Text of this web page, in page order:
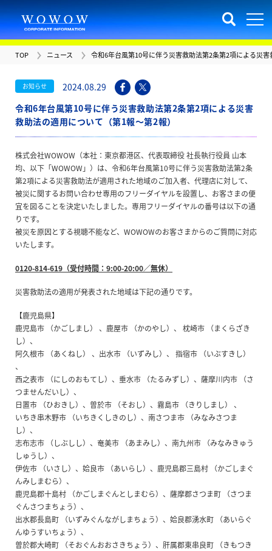
TOP ニュース 令和6年台風第10号に伴う災害救助法第2条第2項による災
お知らせ
2024.08.29
令和6年台風第10号に伴う災害救助法第2条第2項による災害
救助法の適用について（第1報～第2報）
株式会社WOWOW（本社：東京都港区、代表取締役 社長執行役員 山本
均、以下「WOWOW」）は、令和6年台風第10号に伴う災害救助法第2条
第2項による災害救助法が適用された地域のご加入者、代理店に対して、
被災に関するお問い合わせ専用のフリーダイヤルを設置し、お客さまの便
宜を図ることを決定いたしました。専用フリーダイヤルの番号は以下の通
りです。
被災を原因とする視聴不能など、WOWOWのお客さまからのご質問に対応
いたします。
0120-814-619（受付時間：9:00-20:00／無休）
災害救助法の適用が発表された地域は下記の通りです。
【鹿児島県】
鹿児島市 （かごしまし） 、鹿屋市 （かのやし）、 枕崎市 （まくらざき
し）、
阿久根市 （あくねし） 、出水市 （いずみし）、 指宿市 （いぶすきし）
、
西之表市 （にしのおもてし）、垂水市 （たるみずし）、薩摩川内市 （さ
つませんだいし）、
日置市 （ひおきし）、曽於市 （そおし）、霧島市 （きりしまし） 、
いちき串木野市 （いちきくしきのし）、南さつま市 （みなみさつま
し）、
志布志市 （しぶしし）、奄美市 （あまみし）、南九州市 （みなみきゅう
しゅうし）、
伊佐市 （いさし）、姶良市 （あいらし）、鹿児島郡三島村 （かごしまぐ
んみしまむら）、
鹿児島郡十島村 （かごしまぐんとしまむら）、薩摩郡さつま町 （さつま
ぐんさつまちょう）、
出水郡長島町 （いずみぐんながしまちょう）、姶良郡湧水町 （あいらぐ
んゆうすいちょう）、
曽於郡大崎町 （そおぐんおおさきちょう）、肝属郡東串良町 （きもつき